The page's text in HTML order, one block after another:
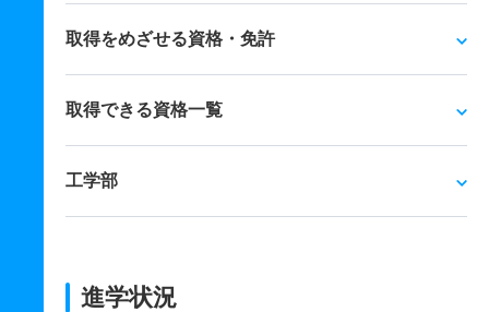
取得をめざせる資格・免許
取得できる資格一覧
工学部
進学状況